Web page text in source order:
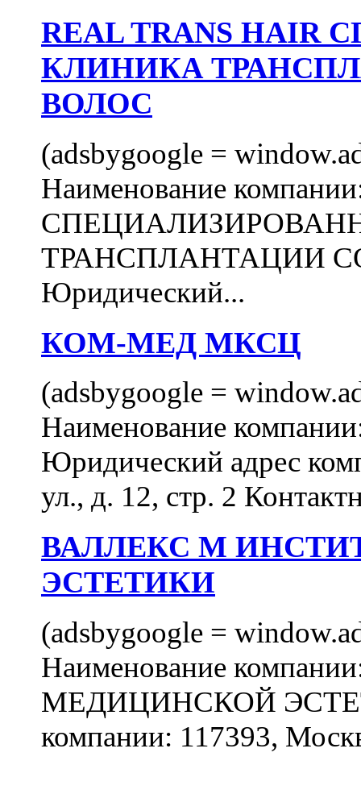
REAL TRANS
КЛИНИКА
ВОЛОС
(adsbygoogle =
Наименование
ТРАНСПЛАНТАЦИИ
Юридический...
КОМ-МЕД МКСЦ
(adsbygoogle =
Наименование
Юридический адрес
ул., д. 12, стр. 2
ВАЛЛЕКС М
ЭСТЕТИКИ
(adsbygoogle =
Наименование
МЕДИЦИНСКОЙ
компании: 117393,